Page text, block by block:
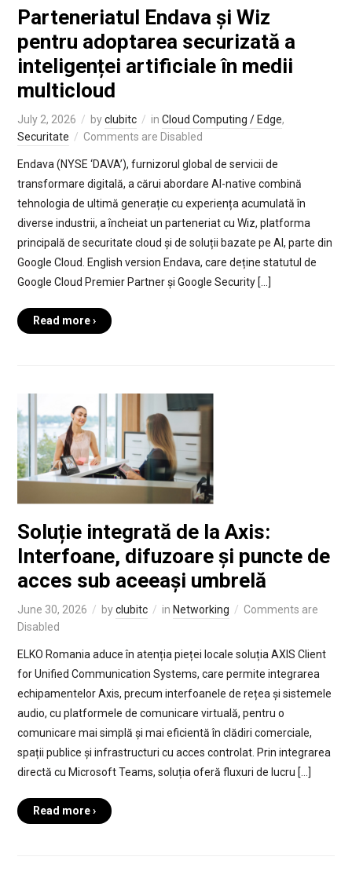
Parteneriatul Endava și Wiz
pentru adoptarea securizată a
inteligenței artificiale în medii
multicloud
July 2, 2026 byclubitc in Cloud Computing / Edge,
Securitate
Comments are Disabled
Endava (NYSE ‘DAVA’), furnizorul global de servicii de
transformare digitală, a cărui abordare AI-native combină
tehnologia de ultimă generație cu experiența acumulată în
diverse industrii, a încheiat un parteneriat cu Wiz, platforma
principală de securitate cloud și de soluții bazate pe AI, parte din
Google Cloud. English version Endava, care deține statutul de
Google Cloud Premier Partner și Google Security […]
Read more ›
Soluție integrată de la Axis:
Interfoane, difuzoare și puncte de
acces sub aceeași umbrelă
June 30, 2026 byclubitc in Networking
Comments are
Disabled
ELKO Romania aduce în atenția pieței locale soluția AXIS Client
for Unified Communication Systems, care permite integrarea
echipamentelor Axis, precum interfoanele de rețea și sistemele
audio, cu platformele de comunicare virtuală, pentru o
comunicare mai simplă și mai eficientă în clădiri comerciale,
spații publice și infrastructuri cu acces controlat. Prin integrarea
directă cu Microsoft Teams, soluția oferă fluxuri de lucru […]
Read more ›